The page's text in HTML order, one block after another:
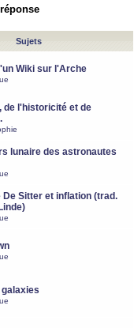
Sujets
Wiki sur l'Arche
de l'historicité et de
lunaire des astronautes
De Sitter et inflation (trad.
galaxies